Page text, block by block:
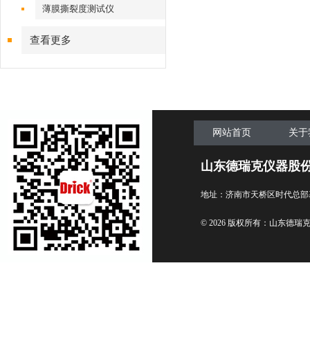
薄膜撕裂度测试仪
查看更多
网站首页 关
山东德瑞克仪器股
地址：济南市天桥区时代总
© 2026 版权所有：山东德瑞